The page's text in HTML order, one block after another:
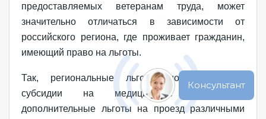
предоставляемых ветеранам труда, может
значительно отличаться в зависимости от
российского региона, где проживает гражданин,
имеющий право на льготы.
Так, региональные льготы могут включать
субсидии на медицинские препараты,
дополнительные льготы на проезд различными